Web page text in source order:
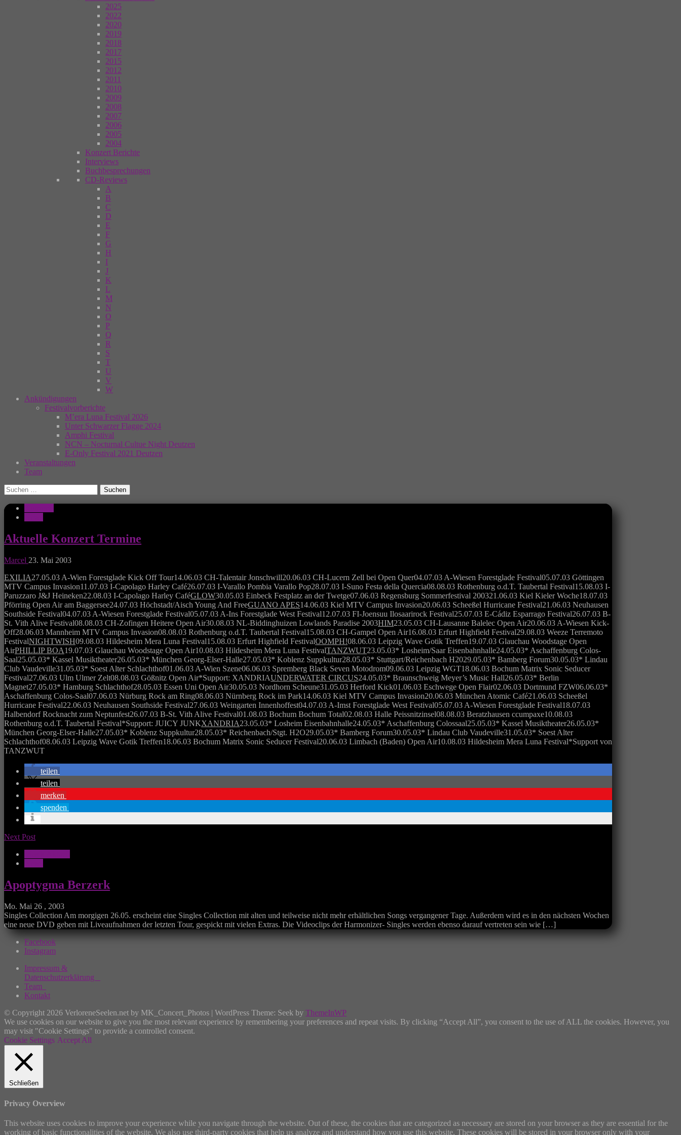
2025
2022
2020
2019
2018
2017
2015
2012
2011
2010
2009
2008
2007
2006
2005
2004
Konzert Berichte
Interviews
Buchbesprechungen
CD-Reviews
A
B
C
D
E
F
G
H
I
J
K
L
M
N
O
P
Q
R
S
T
U
V
W
Ankündigungen
Festivalvorberichte
M’era Luna Festival 2026
Unter Schwarzer Flagge 2024
Amphi Festival
NCN – Nocturnal Cultue Night Deutzen
E-Only Festival 2021 Deutzen
Veranstaltungen
Team
Suchen
nach:
Aktuelle Konzert Termine
Marcel 23. Mai 2003
EXILIA27.05.03 A-Wien Forestglade Kick Off Tour14.06.03 CH-Talentair Jonschwill20.06.03 CH-Lucern Zell bei Open Quer04.07.03 A-Wiesen Forestglade Festival05.07.03 Göttingen
MTV Campus Invasion11.07.03 I-Capolago Harley Café26.07.03 I-Varallo Pombia Varallo Pop28.07.03 I-Suno Festa della Quercia08.08.03 Rothenburg o.d.T. Taubertal Festival15.08.03 I-
Paruzzaro J&J Heineken22.08.03 I-Capolago Harley CaféGLOW30.05.03 Einbeck Festplatz an der Twetge07.06.03 Regensburg Sommerfestival 200321.06.03 Kiel Kieler Woche18.07.03
Pförring Open Air am Baggersee24.07.03 Höchstadt/Aisch Young And FreeGUANO APES14.06.03 Kiel MTV Campus Invasion20.06.03 Scheeßel Hurricane Festival21.06.03 Neuhausen
Southside Festival04.07.03 A-Wiesen Forestglade Festival05.07.03 A-Ins Forestglade West Festival12.07.03 FI-Joensuu Ilosaarirock Festival25.07.03 E-Cádiz Esparrago Festival26.07.03 B-
St. Vith Alive Festival08.08.03 CH-Zofingen Heitere Open Air30.08.03 NL-Biddinghuizen Lowlands Paradise 2003HIM23.05.03 CH-Lausanne Balelec Open Air20.06.03 A-Wiesen Kick-
Off28.06.03 Mannheim MTV Campus Invasion08.08.03 Rothenburg o.d.T. Taubertal Festival15.08.03 CH-Gampel Open Air16.08.03 Erfurt Highfield Festival29.08.03 Weeze Terremoto
FestivalNIGHTWISH09.08.03 Hildesheim Mera Luna Festival15.08.03 Erfurt Highfield FestivalOOMPH!08.06.03 Leipzig Wave Gotik Treffen19.07.03 Glauchau Woodstage Open
AirPHILLIP BOA19.07.03 Glauchau Woodstage Open Air10.08.03 Hildesheim Mera Luna FestivalTANZWUT23.05.03* Losheim/Saar Eisenbahnhalle24.05.03* Aschaffenburg Colos-
Saal25.05.03* Kassel Musiktheater26.05.03* München Georg-Elser-Halle27.05.03* Koblenz Suppkultur28.05.03* Stuttgart/Reichenbach H2029.05.03* Bamberg Forum30.05.03* Lindau
Club Vaudeville31.05.03* Soest Alter Schlachthof01.06.03 A-Wien Szene06.06.03 Spremberg Black Seven Motodrom09.06.03 Leipzig WGT18.06.03 Bochum Matrix Sonic Seducer
Festival27.06.03 Ulm Ulmer Zelt08.08.03 Gößnitz Open Air*Support: XANDRIAUNDERWATER CIRCUS24.05.03* Braunschweig Meyer’s Music Hall26.05.03* Berlin
Magnet27.05.03* Hamburg Schlachthof28.05.03 Essen Uni Open Air30.05.03 Nordhorn Scheune31.05.03 Herford Kick01.06.03 Eschwege Open Flair02.06.03 Dortmund FZW06.06.03*
Aschaffenburg Colos-Saal07.06.03 Nürburg Rock am Ring08.06.03 Nürnberg Rock im Park14.06.03 Kiel MTV Campus Invasion20.06.03 München Atomic Café21.06.03 Scheeßel
Hurricane Festival22.06.03 Neuhausen Southside Festival27.06.03 Weingarten Innenhoffest04.07.03 A-Imst Forestglade West Festival05.07.03 A-Wiesen Forestglade Festival18.07.03
Halbendorf Rocknacht zum Neptunfest26.07.03 B-St. Vith Alive Festival01.08.03 Bochum Bochum Total02.08.03 Halle Peissnitzinsel08.08.03 Beratzhausen ccumpaxe10.08.03
Rothenburg o.d.T. Taubertal Festival*Support: JUICY JUNKXANDRIA23.05.03* Losheim Eisenbahnhalle24.05.03* Aschaffenburg Colossaal25.05.03* Kassel Musiktheater26.05.03*
München Georg-Elser-Halle27.05.03* Koblenz Suppkultur28.05.03* Reichenbach/Stgt. H2O29.05.03* Bamberg Forum30.05.03* Lindau Club Vaudeville31.05.03* Soest Alter
Schlachthof08.06.03 Leipzig Wave Gotik Treffen18.06.03 Bochum Matrix Sonic Seducer Festival20.06.03 Limbach (Baden) Open Air10.08.03 Hildesheim Mera Luna Festival*Support von
TANZWUT
teilen
teilen
merken
spenden
Next Post
Apoptygma Berzerk
Mo. Mai 26 , 2003
Singles Collection Am morgigen 26.05. erscheint eine Singles Collection mit alten und teilweise nicht mehr erhältlichen Songs vergangener Tage. Außerdem wird es in den nächsten Wochen
eine neue DVD geben mit Liveaufnahmen der letzten Tour, gespickt mit vielen Extras. Die Videoclips der Harmonizer- Singles werden ebenso darauf vertreten sein wie […]
Facebook
Instagram
Impressum &
Datenschutzerklärung
Team
Kontakt
© Copyright 2026 VerloreneSeelen.net by MK_Concert_Photos | WordPress Theme: Seek by ThemeInWP
We use cookies on our website to give you the most relevant experience by remembering your preferences and repeat visits. By clicking “Accept All”, you consent to the use of ALL the cookies. However, you
may visit "Cookie Settings" to provide a controlled consent.
Cookie Settings Accept All
Schließen
Privacy Overview
This website uses cookies to improve your experience while you navigate through the website. Out of these, the cookies that are categorized as necessary are stored on your browser as they are essential for the
working of basic functionalities of the website. We also use third-party cookies that help us analyze and understand how you use this website. These cookies will be stored in your browser only with your